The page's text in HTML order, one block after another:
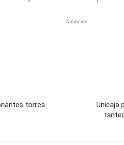
Anuncios
torres
Unicaja